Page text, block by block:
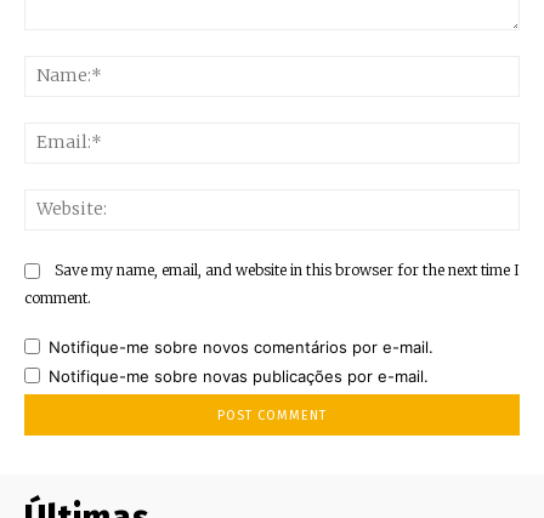
Save my name, email, and website in this browser for the next time I
comment.
Notifique-me sobre novos comentários por e-mail.
Notifique-me sobre novas publicações por e-mail.